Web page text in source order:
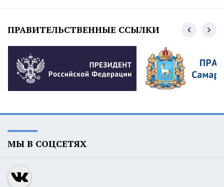
ПРАВИТЕЛЬСТВЕННЫЕ ССЫЛКИ
МЫ В СОЦСЕТЯХ